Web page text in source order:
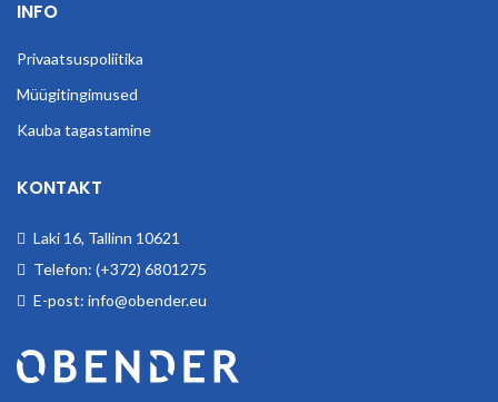
INFO
Privaatsuspoliitika
Müügitingimused
Kauba tagastamine
KONTAKT
Laki 16, Tallinn 10621
Telefon: (+372) 6801275
E-post: info@obender.eu